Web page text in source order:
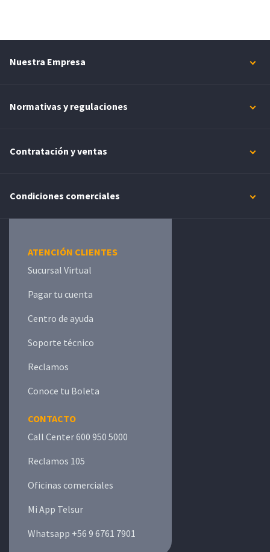
Nuestra Empresa
Normativas y regulaciones
Contratación y ventas
Condiciones comerciales
ATENCIÓN CLIENTES
Sucursal Virtual
Pagar tu cuenta
Centro de ayuda
Soporte técnico
Reclamos
Conoce tu Boleta
CONTACTO
Call Center 600 950 5000
Reclamos 105
Oficinas comerciales
Mi App Telsur
Whatsapp +56 9 6761 7901